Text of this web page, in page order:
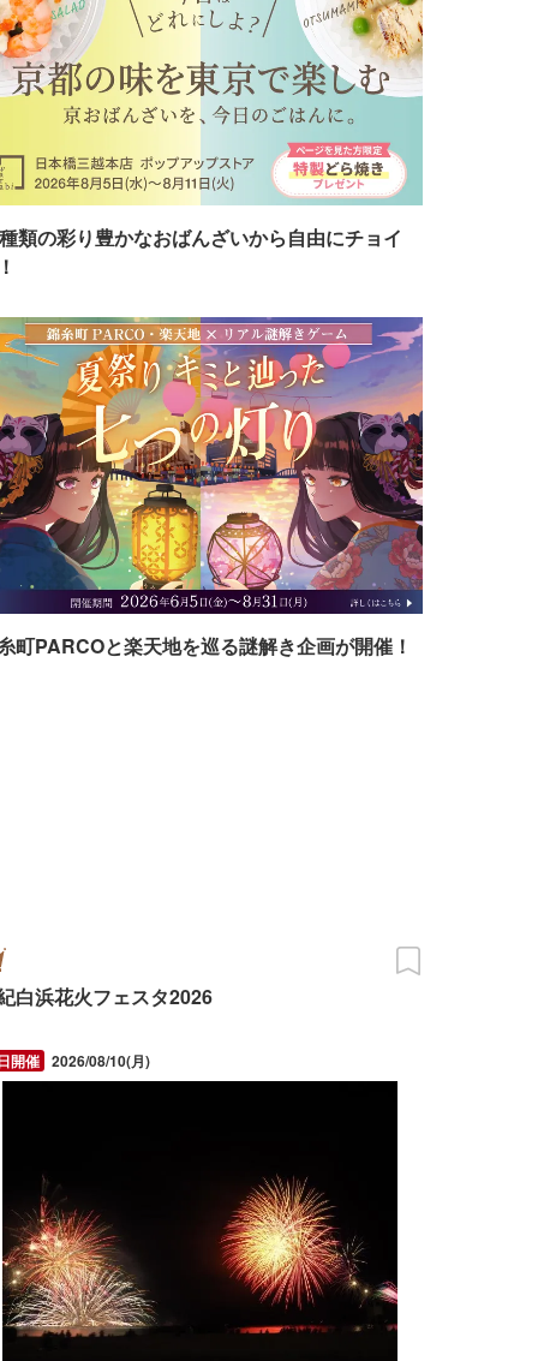
類の彩り豊かなおばんざいから自由にチョイ
町PARCOと楽天地を巡る謎解き企画が開催！
白浜花火フェスタ2026
2026/08/10(月)